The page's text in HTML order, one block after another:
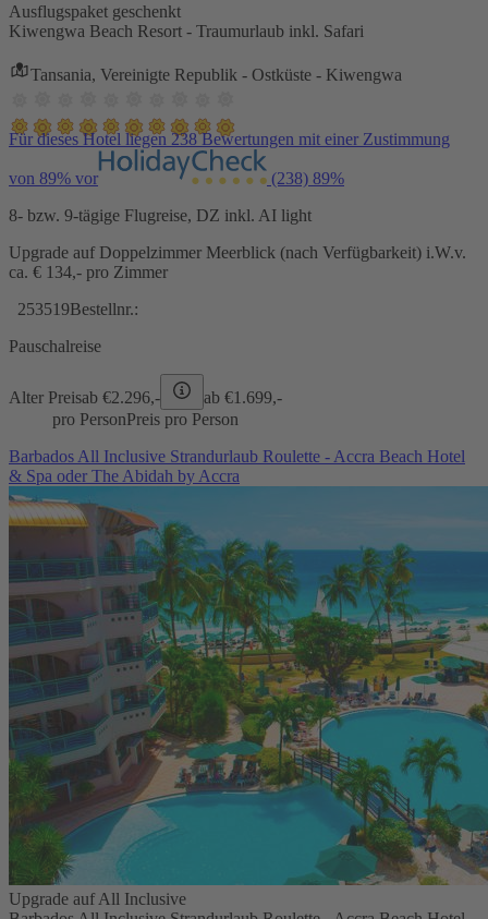
Ausflugspaket geschenkt
Kiwengwa Beach Resort - Traumurlaub inkl. Safari
Tansania, Vereinigte Republik - Ostküste - Kiwengwa
Für dieses Hotel liegen 238 Bewertungen mit einer Zustimmung
von 89% vor (238) 89%
8- bzw. 9-tägige Flugreise, DZ inkl. AI light
Upgrade auf Doppelzimmer Meerblick (nach Verfügbarkeit) i.W.v.
ca. € 134,- pro Zimmer
253519Bestellnr.:
Pauschalreise
Alter Preisab €2.296,- ab €1.699,-
pro PersonPreis pro Person
Barbados All Inclusive Strandurlaub Roulette - Accra Beach Hotel
& Spa oder The Abidah by Accra
Upgrade auf All Inclusive